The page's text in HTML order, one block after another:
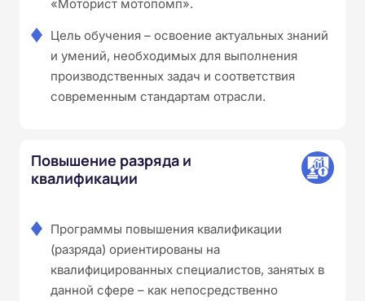
«Моторист мотопомп».
Цель обучения – освоение актуальных знаний
и умений, необходимых для выполнения
производственных задач и соответствия
современным стандартам отрасли.
Повышение разряда и
квалификации
Программы повышения квалификации
(разряда) ориентированы на
квалифицированных специалистов, занятых в
данной сфере – как непосредственно